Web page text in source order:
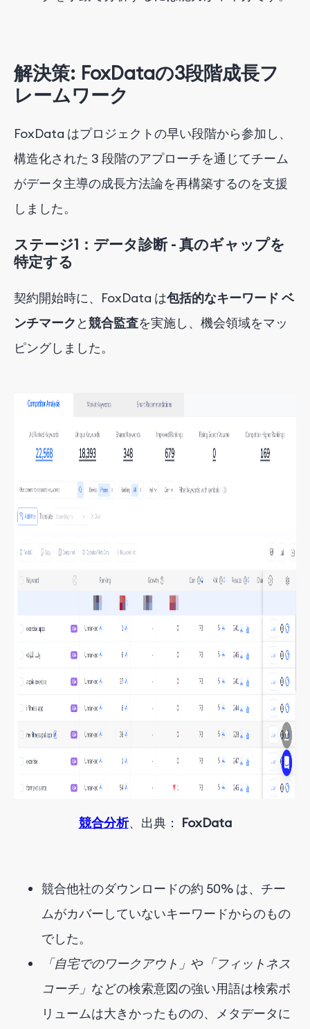
解決策: FoxDataの3段階成長フ
レームワーク
FoxData はプロジェクトの早い段階から参加し、
構造化された 3 段階のアプローチを通じてチーム
がデータ主導の成長方法論を再構築するのを支援
しました。
ステージ1：データ診断 - 真のギャップを
特定する
契約開始時に、FoxData は包括的なキーワード ベ
ンチマーク と競合監査を実施し 、機会領域をマッ
ピングしました。
競合分析、出典： FoxData
競合他社のダウンロードの約 50% は、チー
ムがカバーしていないキーワードからのもの
でした。
「自宅でのワークアウト」 や 「フィットネス
コーチ」 などの検索意図の強い用語は検索ボ
リュームは大きかったものの、メタデータに